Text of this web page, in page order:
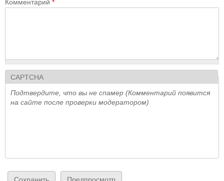
Комментарий *
CAPTCHA
Подтвердите, что вы не спамер (Комментарий появится
на сайте после проверки модератором)